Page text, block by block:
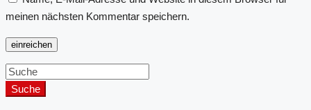
meinen nächsten Kommentar speichern.
Suche